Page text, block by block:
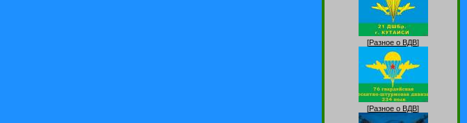
[Разное о ВДВ]
[Разное о ВДВ]